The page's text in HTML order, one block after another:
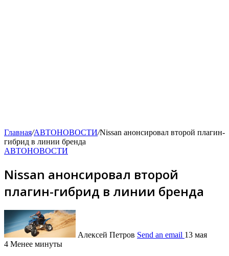
Главная/АВТОНОВОСТИ/Nissan анонсировал второй плагин-
гибрид в линии бренда
АВТОНОВОСТИ
Nissan анонсировал второй
плагин-гибрид в линии бренда
Алексей Петров Send an email 13 мая
4 Менее минуты